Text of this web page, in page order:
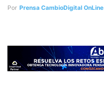
Por Prensa CambioDigital OnLine